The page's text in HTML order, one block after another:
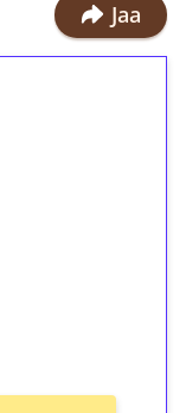
Jaa